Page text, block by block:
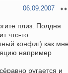
06.09.2007
плиз. Полдня
что-то.
конфиг) как
например
ругается и